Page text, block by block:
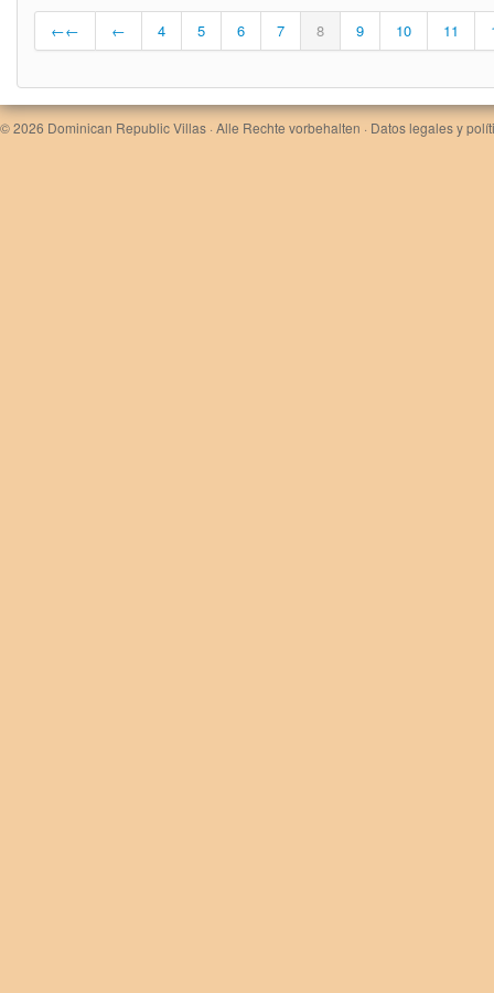
←← ← 4 5 6 7 8 9 10 11
© 2026 Dominican Republic Villas · Alle Rechte vorbehalten · Datos legales y